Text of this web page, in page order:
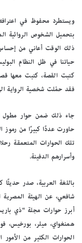
ويستطرد محفوظ في
بتحميل الشخوص الروائية
ذلك الوقت أعاني من
حياتنا في ظل النظام
كتبت القصة، كتبت معها
فقد حمّلت شخصية الرواية
جاء ذلك ضمن حوار مطول
حاورت عددًا كبيرًا من رموز
تلك الحوارات المتعمقة
وأسرارهم الدفينة.
باللغة العربية، صدر
شافعي، عن الهيئة
أبرز حوارات مجلة “ذي
همنغواي، ميلر، بورخيس،
الحوارات الكثير من